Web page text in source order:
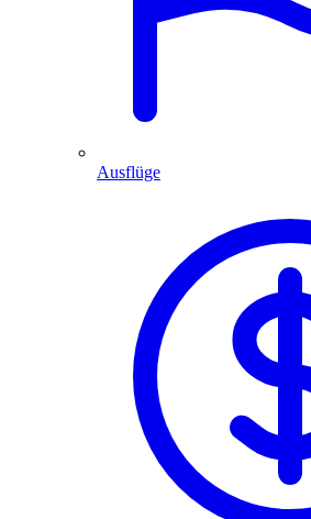
Ausflüge